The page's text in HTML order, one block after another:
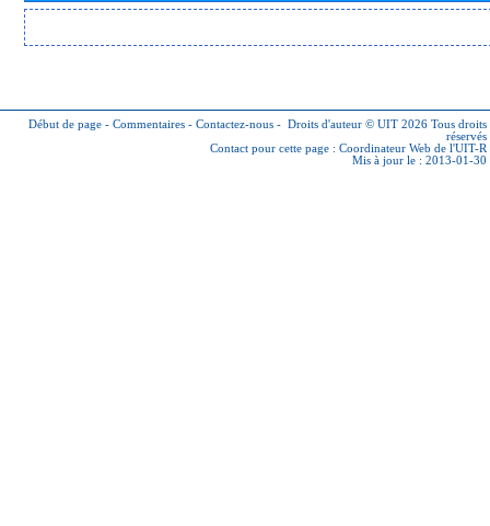
Début de page - Commentaires - Contactez-nous - Droits d'auteur © UIT 2026 Tous droits
réservés
Contact pour cette page : Coordinateur Web de l'UIT-R
Mis à jour le : 2013-01-30